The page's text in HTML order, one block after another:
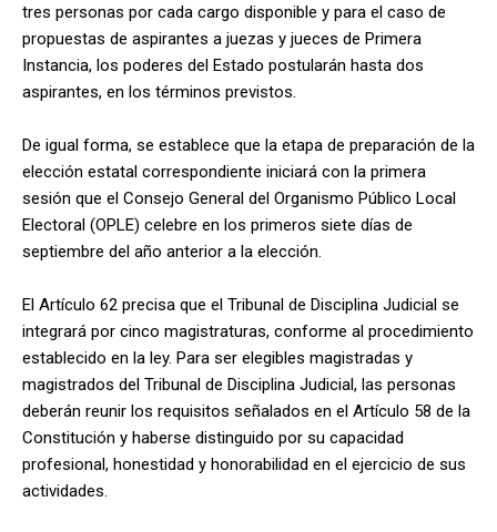
tres personas por cada cargo disponible y para el caso de
propuestas de aspirantes a juezas y jueces de Primera
Instancia, los poderes del Estado postularán hasta dos
aspirantes, en los términos previstos.
De igual forma, se establece que la etapa de preparación de la
elección estatal correspondiente iniciará con la primera
sesión que el Consejo General del Organismo Público Local
Electoral (OPLE) celebre en los primeros siete días de
septiembre del año anterior a la elección.
El Artículo 62 precisa que el Tribunal de Disciplina Judicial se
integrará por cinco magistraturas, conforme al procedimiento
establecido en la ley. Para ser elegibles magistradas y
magistrados del Tribunal de Disciplina Judicial, las personas
deberán reunir los requisitos señalados en el Artículo 58 de la
Constitución y haberse distinguido por su capacidad
profesional, honestidad y honorabilidad en el ejercicio de sus
actividades.